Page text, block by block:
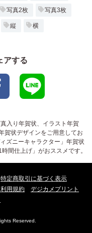
写真2枚 写真3枚
縦 横
アする
入り年賀状、イラスト年賀
賀状デザインをご用意してお
ズニーキャラクター」年賀状
間仕上げ」がおススメです。
特定商取引に基づく表示
用規約
デジカメプリント
Reserved.